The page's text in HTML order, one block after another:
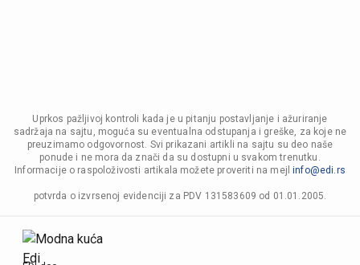
Uprkos pažljivoj kontroli kada je u pitanju postavljanje i ažuriranje
sadržaja na sajtu, moguća su eventualna odstupanja i greške, za koje ne
preuzimamo odgovornost. Svi prikazani artikli na sajtu su deo naše
ponude i ne mora da znači da su dostupni u svakom trenutku.
Informacije o raspoloživosti artikala možete proveriti na mejlinfo@edi.rs
potvrda o izvrsenoj evidenciji za PDV 131583609 od 01.01.2005.